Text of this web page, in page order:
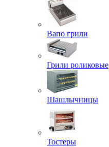
Вапо грили
Грили роликовые
Шашлычницы
Тостеры